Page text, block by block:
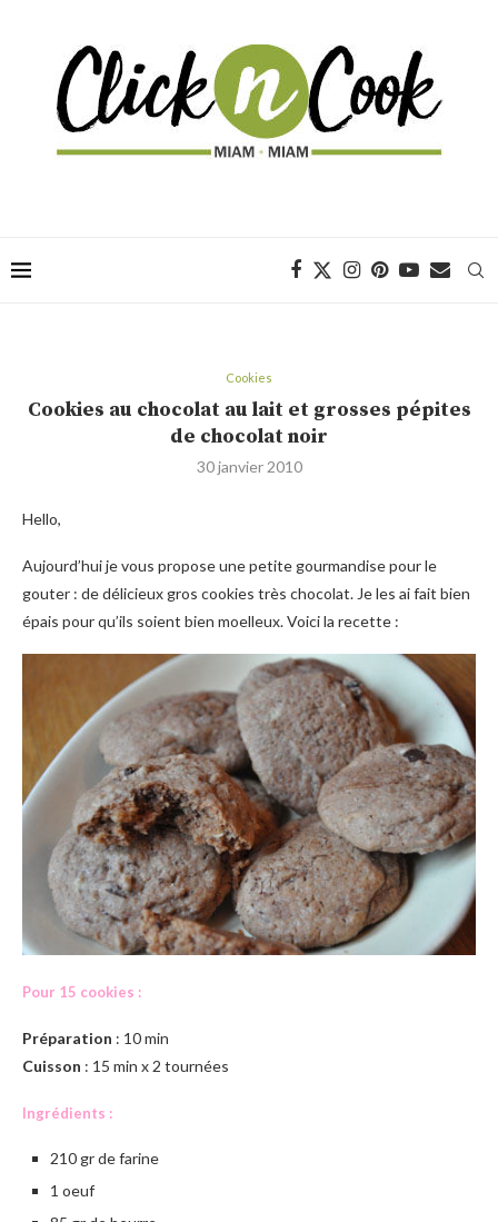
Cookies
Cookies au chocolat au lait et grosses pépites
de chocolat noir
30 janvier 2010
Hello,
Aujourd’hui je vous propose une petite gourmandise pour le
gouter : de délicieux gros cookies très chocolat. Je les ai fait bien
épais pour qu’ils soient bien moelleux. Voici la recette :
Pour 15 cookies :
Préparation : 10 min
Cuisson : 15 min x 2 tournées
Ingrédients :
210 gr de farine
1 oeuf